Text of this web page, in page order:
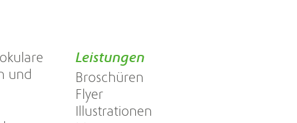
und
Leistungen
Broschüren
Flyer
Illustrationen